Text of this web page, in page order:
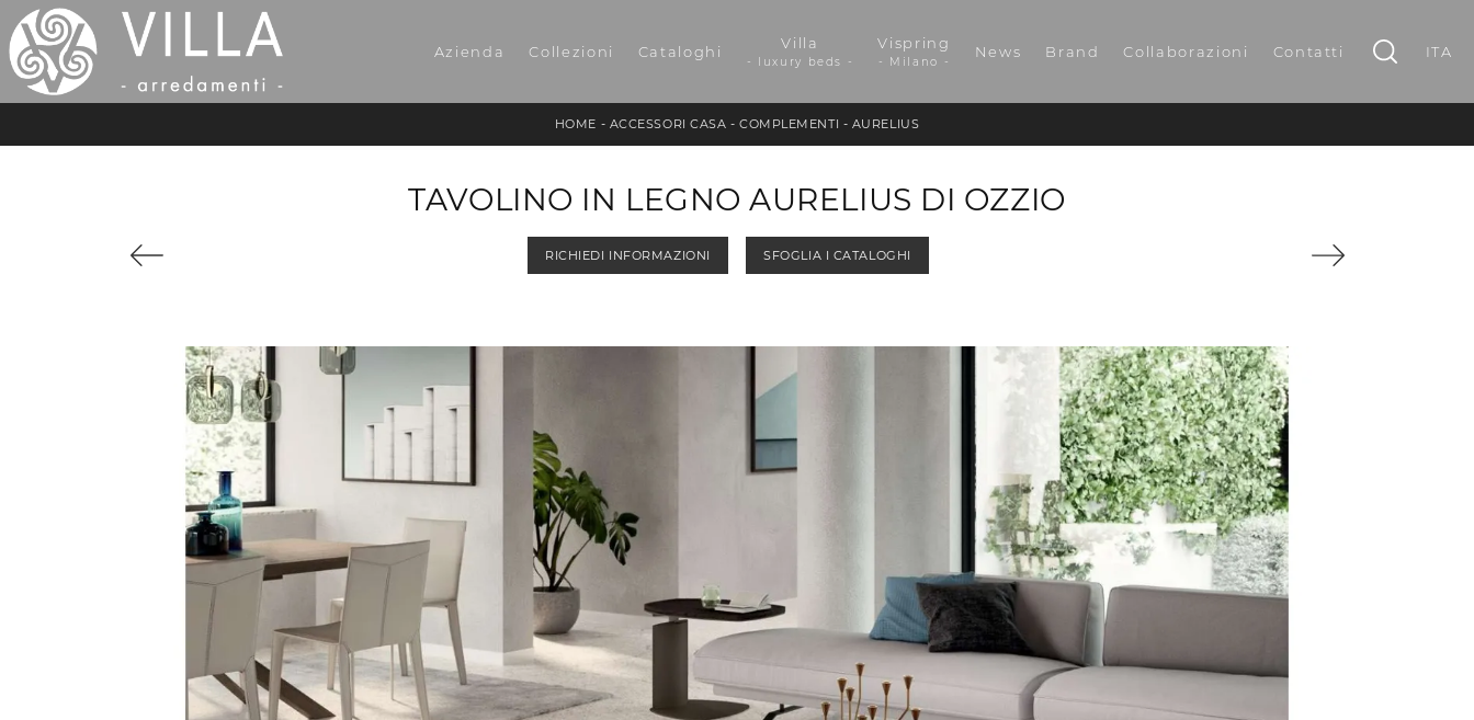
Azienda Collezioni Cataloghi Villa
- luxury beds -
Vispring
- Milano -
News Brand Collaborazioni Contatti ITA
HOME - ACCESSORI CASA -COMPLEMENTI - AURELIUS
TAVOLINO IN LEGNO AURELIUS DI OZZIO
RICHIEDI INFORMAZIONI SFOGLIA I CATALOGHI